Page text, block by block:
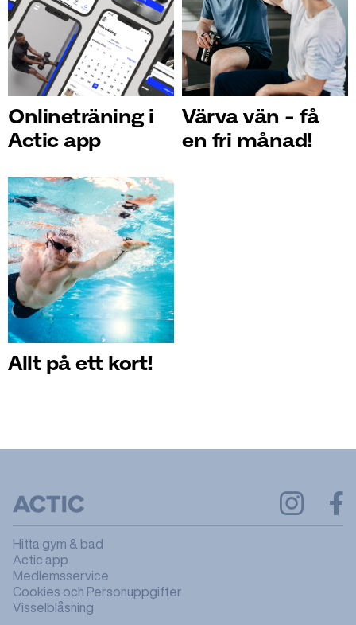
Onlineträning i
Actic app
Värva vän - få
en fri månad!
Allt på ett kort!
Hitta gym & bad
Actic app
Medlemsservice
Cookies och Personuppgifter
Visselblåsning